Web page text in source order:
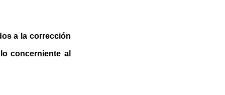
a la corrección
concerniente al